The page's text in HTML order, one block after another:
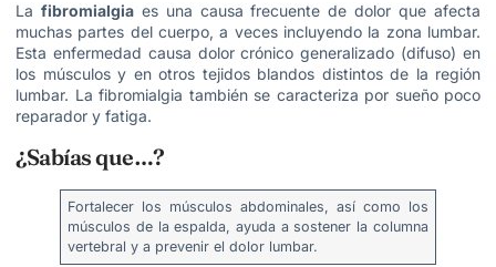
La fibromialgiaes una causa frecuente de dolor que afecta
muchas partes del cuerpo, a veces incluyendo la zona lumbar.
Esta enfermedad causa dolor crónico generalizado (difuso) en
los músculos y en otros tejidos blandos distintos de la región
lumbar. La fibromialgia también se caracteriza por sueño poco
reparador y fatiga.
¿Sabías que…?
Fortalecer los músculos abdominales, así como los
músculos de la espalda, ayuda a sostener la columna
vertebral y a prevenir el dolor lumbar.